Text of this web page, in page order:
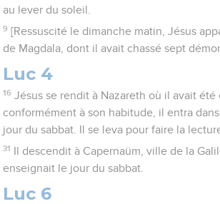
au lever du soleil.
9 [Ressuscité le dimanche matin, Jésus
de Magdala, dont il avait chassé sept
Luc 4
16 Jésus se rendit à Nazareth où il avait été
conformément à son habitude, il entra
jour du sabbat. Il se leva pour faire la
31
Il descendit à Capernaüm, ville de la
enseignait le jour du sabbat.
Luc 6